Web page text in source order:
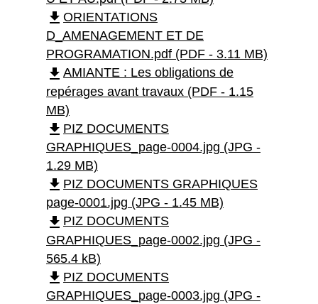
file_download ORIENTATIONS
D_AMENAGEMENT ET DE
PROGRAMATION.pdf (PDF - 3.11 MB)
file_download AMIANTE : Les obligations de
repérages avant travaux (PDF - 1.15
MB)
file_download PIZ DOCUMENTS
GRAPHIQUES_page-0004.jpg (JPG -
1.29 MB)
file_download PIZ DOCUMENTS GRAPHIQUES
page-0001.jpg (JPG - 1.45 MB)
file_download PIZ DOCUMENTS
GRAPHIQUES_page-0002.jpg (JPG -
565.4 kB)
file_download PIZ DOCUMENTS
GRAPHIQUES_page-0003.jpg (JPG -